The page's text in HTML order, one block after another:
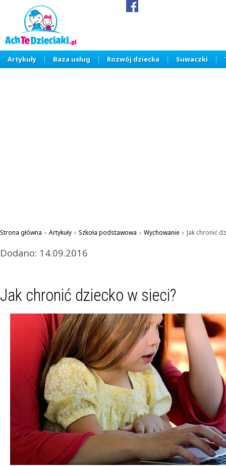
Artykuły Baza usług Rozwój dziecka Suwaczki
Strona główna › Artykuły › Szkoła podstawowa › Wychowanie › Jak chronić
Dodano: 14.09.2016
Jak chronić dziecko w sieci?